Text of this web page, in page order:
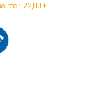
: 22,00 €